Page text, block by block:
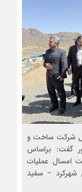
شرکت ساخت و
گفت: براساس
امسال عملیات
شهرکرد – سفید